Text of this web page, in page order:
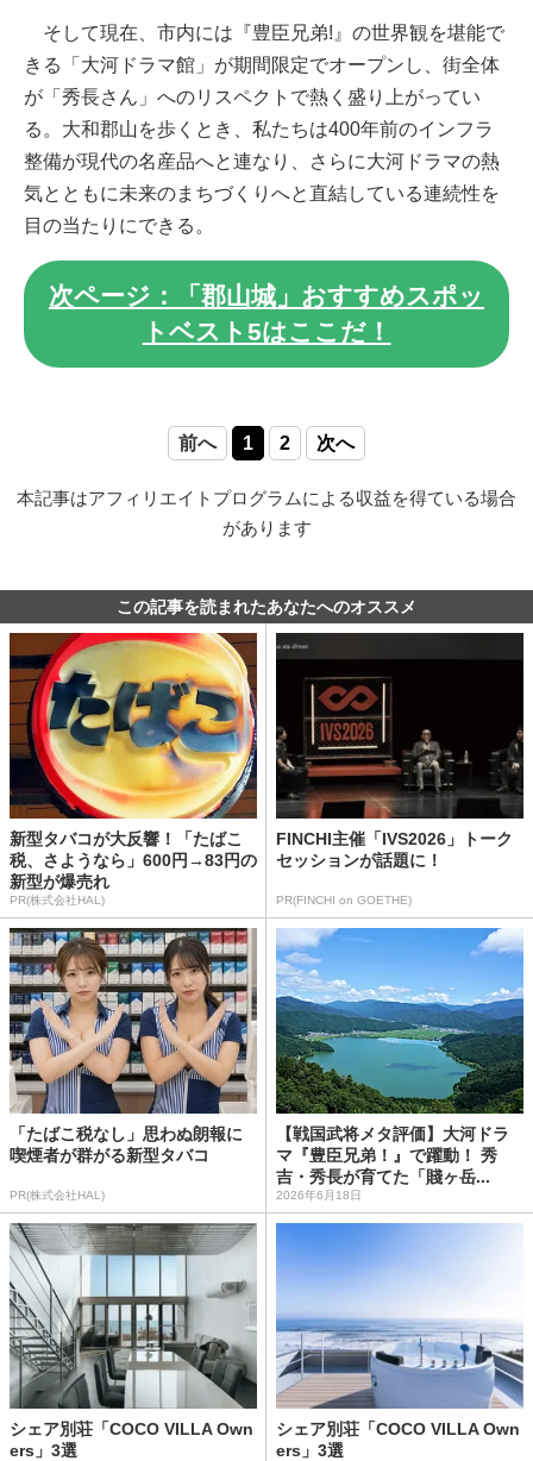
そして現在、市内には『豊臣兄弟!』の世界観を堪能で
きる「大河ドラマ館」が期間限定でオープンし、街全体
が「秀長さん」へのリスペクトで熱く盛り上がってい
る。大和郡山を歩くとき、私たちは400年前のインフラ
整備が現代の名産品へと連なり、さらに大河ドラマの熱
気とともに未来のまちづくりへと直結している連続性を
目の当たりにできる。
次ページ：「郡山城」おすすめスポッ
トベスト5はここだ！
前へ 1 2 次へ
本記事はアフィリエイトプログラムによる収益を得ている場合
があります
この記事を読まれたあなたへのオススメ
新型タバコが大反響！「たばこ
税、さようなら」600円→83円の
新型が爆売れ
PR(株式会社HAL)
FINCHI主催「IVS2026」トーク
セッションが話題に！
PR(FINCHI on GOETHE)
「たばこ税なし」思わぬ朗報に
喫煙者が群がる新型タバコ
PR(株式会社HAL)
【戦国武将メタ評価】大河ドラ
マ『豊臣兄弟！』で躍動！ 秀
吉・秀長が育てた「賤ヶ岳...
2026年6月18日
シェア別荘「COCO VILLA Own
ers」3選
シェア別荘「COCO VILLA Own
ers」3選